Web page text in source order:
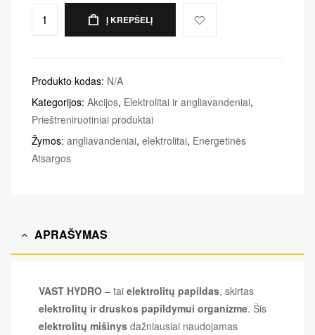
Į KREPŠELĮ
Produkto kodas: N/A
Kategorijos: Akcijos, Elektrolitai ir angliavandeniai,
Prieštreniruotiniai produktai
Žymos: angliavandeniai, elektrolitai, Energetinės
Atsargos
APRAŠYMAS
VAST HYDRO – tai elektrolitų papildas, skirtas
elektrolitų ir druskos papildymui organizme. Šis
elektrolitų mišinys dažniausiai naudojamas